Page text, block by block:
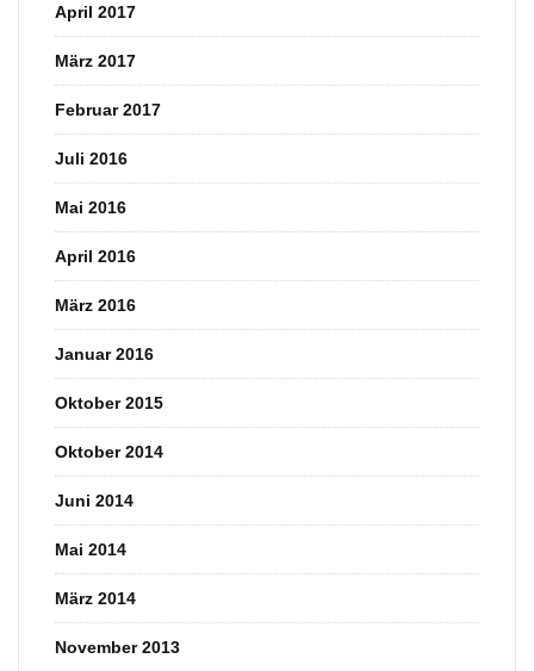
April 2017
März 2017
Februar 2017
Juli 2016
Mai 2016
April 2016
März 2016
Januar 2016
Oktober 2015
Oktober 2014
Juni 2014
Mai 2014
März 2014
November 2013